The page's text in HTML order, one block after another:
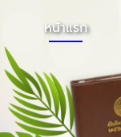
หน้าแรก